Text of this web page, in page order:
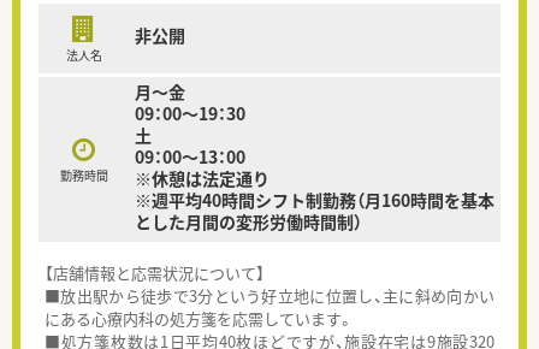
法人名
非公開
勤務時間
月～金
09：00～19：30
土
09：00～13：00
※休憩は法定通り
※週平均40時間シフト制勤務（月160時間を基本
とした月間の変形労働時間制）
【店舗情報と応需状況について】
■放出駅から徒歩で3分という好立地に位置し、主に斜め向かい
にある心療内科の処方箋を応需しています。
■処方箋枚数は1日平均40枚ほどですが、施設在宅は9施設320